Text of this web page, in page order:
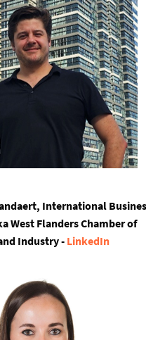
International
West Flanders Chamber of
Industry - LinkedIn